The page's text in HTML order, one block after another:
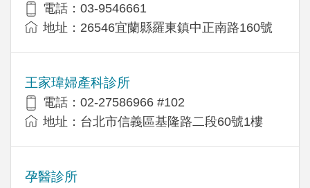
電話：03-9546661
地址：26546宜蘭縣羅東鎮中正南路160號
王家瑋婦產科診所
電話：02-27586966 #102
地址：台北市信義區基隆路二段60號1樓
孕醫診所